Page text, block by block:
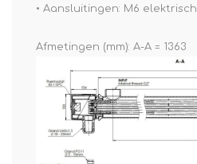
• Aansluitingen: M6 elektrisch
Afmetingen (mm): A-A = 1363